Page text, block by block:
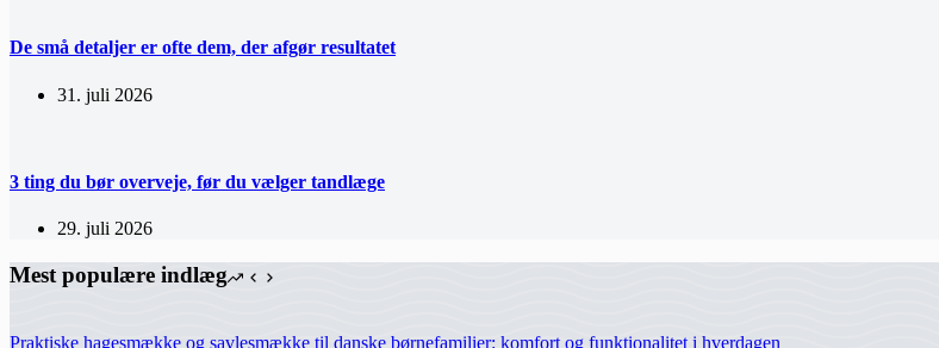
De små detaljer er ofte dem, der afgør resultatet
31. juli 2026
3 ting du bør overveje, før du vælger tandlæge
29. juli 2026
Mest populære indlæg
Praktiske hagesmække og savlesmække til danske børnefamilier: komfort og funktionalitet i hverdagen